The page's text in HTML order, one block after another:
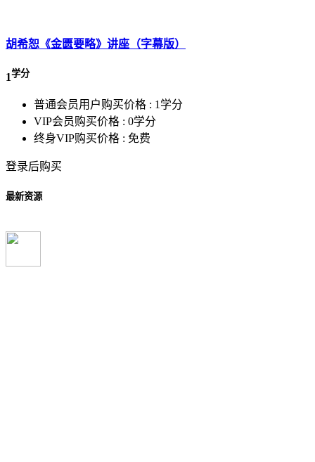
胡希恕《金匮要略》讲座（字幕版）
1学分
普通会员用户购买价格 : 1学分
VIP会员购买价格 : 0学分
终身VIP购买价格 : 免费
登录后购买
最新资源